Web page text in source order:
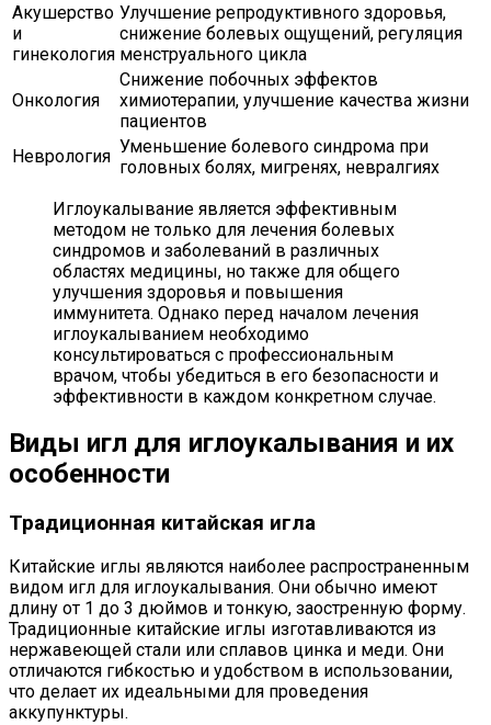
Акушерство
и
гинекология
Улучшение репродуктивного здоровья,
снижение болевых ощущений, регуляция
менструального цикла
Онкология
Снижение побочных эффектов
химиотерапии, улучшение качества жизни
пациентов
Неврология Уменьшение болевого синдрома при
головных болях, мигренях, невралгиях
Иглоукалывание является эффективным
методом не только для лечения болевых
синдромов и заболеваний в различных
областях медицины, но также для общего
улучшения здоровья и повышения
иммунитета. Однако перед началом лечения
иглоукалыванием необходимо
консультироваться с профессиональным
врачом, чтобы убедиться в его безопасности и
эффективности в каждом конкретном случае.
Виды игл для иглоукалывания и их
особенности
Традиционная китайская игла
Китайские иглы являются наиболее распространенным
видом игл для иглоукалывания. Они обычно имеют
длину от 1 до 3 дюймов и тонкую, заостренную форму.
Традиционные китайские иглы изготавливаются из
нержавеющей стали или сплавов цинка и меди. Они
отличаются гибкостью и удобством в использовании,
что делает их идеальными для проведения
аккупунктуры.